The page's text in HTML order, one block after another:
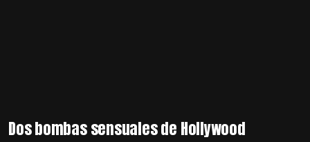
Dos bombas sensuales de Hollywood